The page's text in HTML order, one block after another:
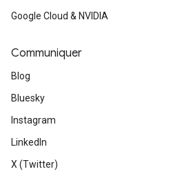
Google Cloud & NVIDIA
Communiquer
Blog
Bluesky
Instagram
LinkedIn
X (Twitter)